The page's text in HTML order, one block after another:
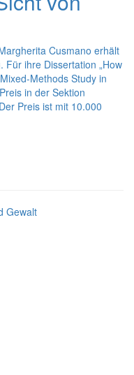
Cusmano erhält
Für ihre Dissertation „How
Methods Study in
in der Sektion
Preis ist mit 10.000